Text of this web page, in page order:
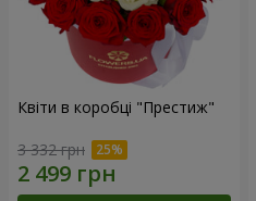
Квіти в коробці "Престиж"
3 332 грн